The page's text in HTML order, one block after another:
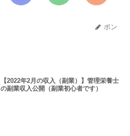
ポン
【2022年2月の収入（副業）】管理栄養士
の副業収入公開（副業初心者です）